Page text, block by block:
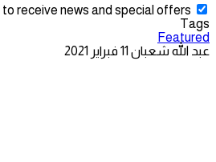
to receive news and special offers.
Tags
Featured
عبد الله شعبان 11 فبراير 2021